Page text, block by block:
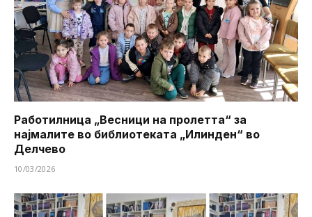
Работилница „Весници на пролетта“ за
најмалите во библиотеката „Илинден“ во
Делчево
10/03/2026